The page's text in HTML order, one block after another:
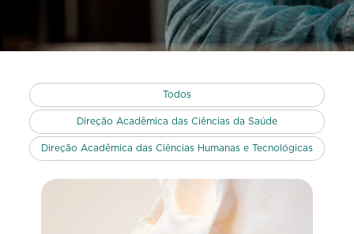
Todos
Direção Acadêmica das Ciências da Saúde
Direção Acadêmica das Ciências Humanas e Tecnológicas